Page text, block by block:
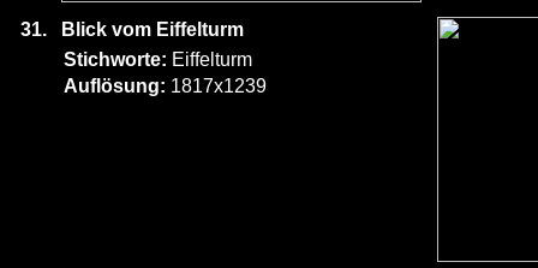
31.
Blick vom Eiffelturm
Stichworte: Eiffelturm
Auflösung: 1817x1239